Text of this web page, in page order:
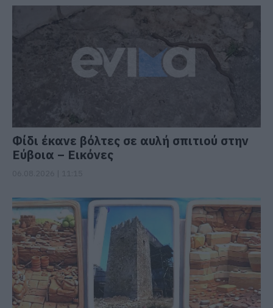
Φίδι έκανε βόλτες σε αυλή σπιτιού στην
Εύβοια – Εικόνες